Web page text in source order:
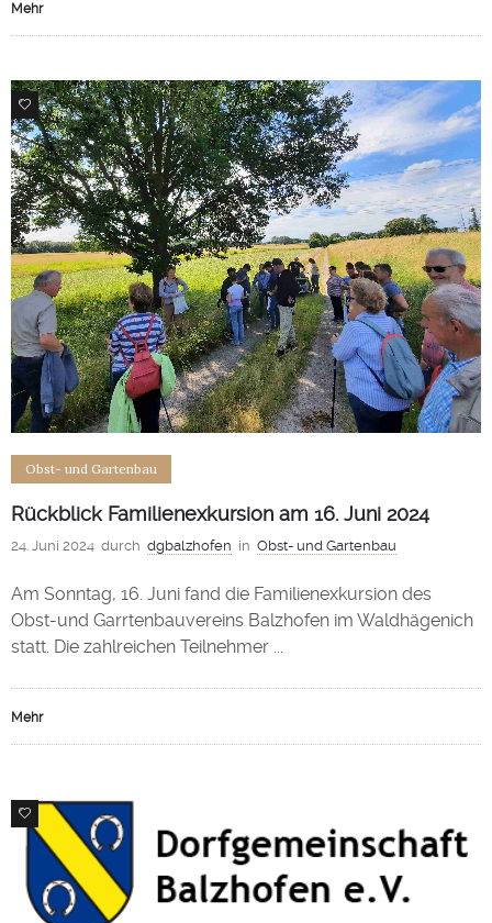
Mehr
0
Obst- und Gartenbau
Rückblick Familienexkursion am 16. Juni 2024
24. Juni 2024 durch dgbalzhofen in Obst- und Gartenbau
Am Sonntag, 16. Juni fand die Familienexkursion des
Obst-und Garrtenbauvereins Balzhofen im Waldhägenich
statt. Die zahlreichen Teilnehmer ...
Mehr
0